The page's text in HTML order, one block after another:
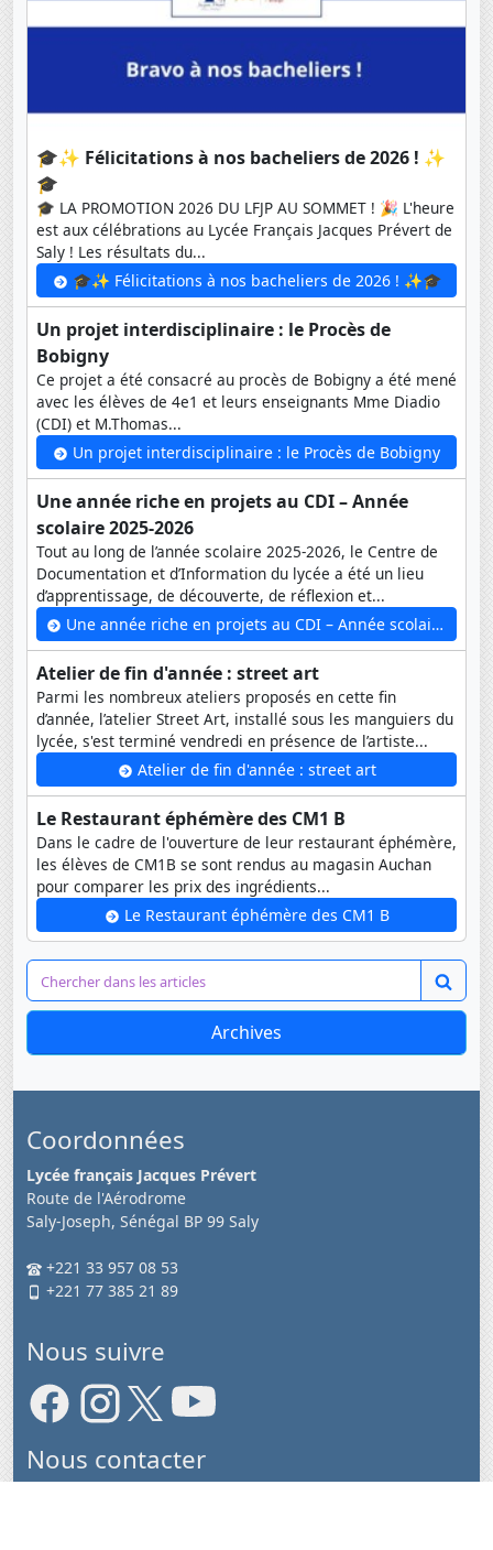
🎓✨ Félicitations à nos bacheliers de 2026 ! ✨
🎓
🎓 LA PROMOTION 2026 DU LFJP AU SOMMET ! 🎉 L'heure
est aux célébrations au Lycée Français Jacques Prévert de
Saly ! Les résultats du...
🎓✨ Félicitations à nos bacheliers de 2026 ! ✨🎓
Un projet interdisciplinaire : le Procès de
Bobigny
Ce projet a été consacré au procès de Bobigny a été mené
avec les élèves de 4e1 et leurs enseignants Mme Diadio
(CDI) et M.Thomas...
Un projet interdisciplinaire : le Procès de Bobigny
Une année riche en projets au CDI – Année
scolaire 2025-2026
Tout au long de l’année scolaire 2025-2026, le Centre de
Documentation et d’Information du lycée a été un lieu
d’apprentissage, de découverte, de réflexion et...
Une année riche en projets au CDI – Année scolaire 2025-2026
Atelier de fin d'année : street art
Parmi les nombreux ateliers proposés en cette fin
d’année, l’atelier Street Art, installé sous les manguiers du
lycée, s'est terminé vendredi en présence de l’artiste...
Atelier de fin d'année : street art
Le Restaurant éphémère des CM1 B
Dans le cadre de l'ouverture de leur restaurant éphémère,
les élèves de CM1B se sont rendus au magasin Auchan
pour comparer les prix des ingrédients...
Le Restaurant éphémère des CM1 B
Archives
Coordonnées
Lycée français Jacques Prévert
Route de l'Aérodrome
Saly-Joseph, Sénégal BP 99 Saly
+221 33 957 08 53
+221 77 385 21 89
Nous suivre
Nous contacter